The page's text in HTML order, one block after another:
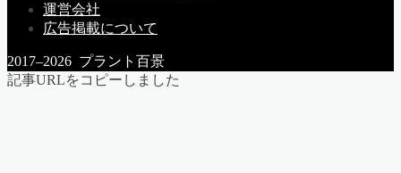
運営会社
広告掲載について
2017–2026 プラント百景
記事URLをコピーしました